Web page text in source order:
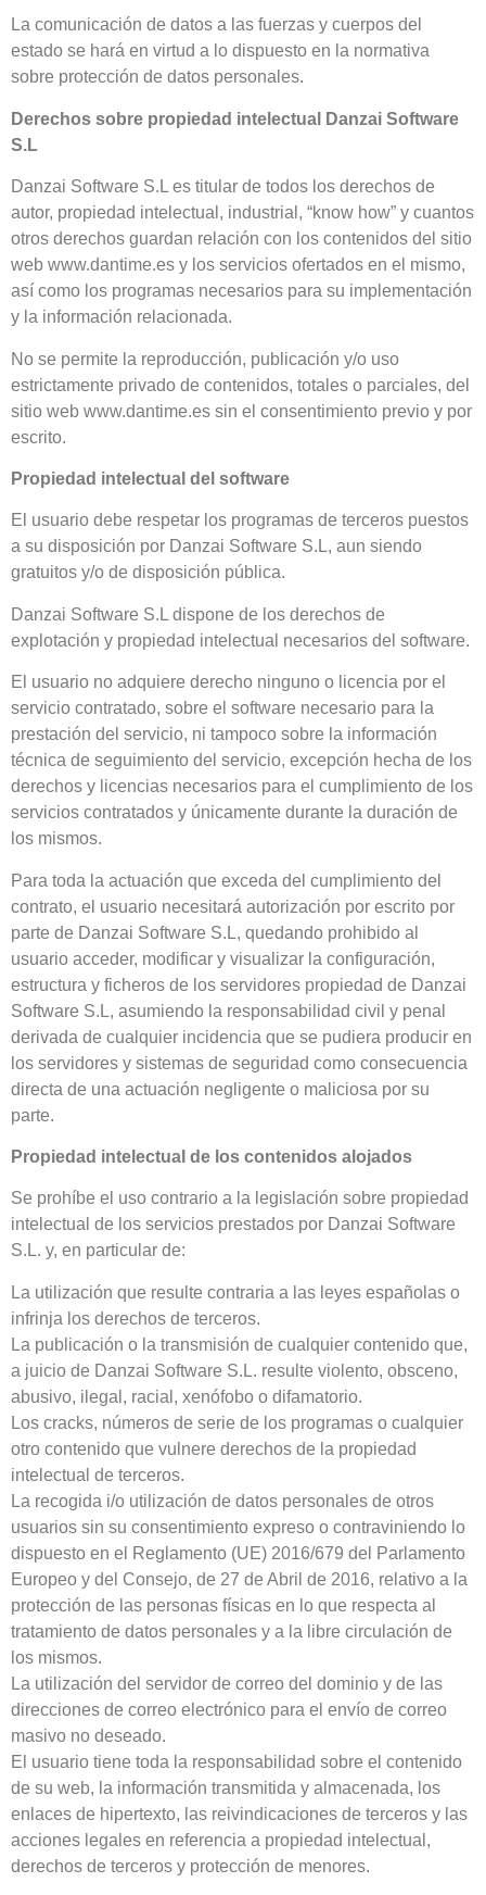
La comunicación de datos a las fuerzas y cuerpos del
estado se hará en virtud a lo dispuesto en la normativa
sobre protección de datos personales.
Derechos sobre propiedad intelectual Danzai Software
S.L
Danzai Software S.L es titular de todos los derechos de
autor, propiedad intelectual, industrial, “know how” y cuantos
otros derechos guardan relación con los contenidos del sitio
web www.dantime.es y los servicios ofertados en el mismo,
así como los programas necesarios para su implementación
y la información relacionada.
No se permite la reproducción, publicación y/o uso
estrictamente privado de contenidos, totales o parciales, del
sitio web www.dantime.es sin el consentimiento previo y por
escrito.
Propiedad intelectual del software
El usuario debe respetar los programas de terceros puestos
a su disposición por Danzai Software S.L, aun siendo
gratuitos y/o de disposición pública.
Danzai Software S.L dispone de los derechos de
explotación y propiedad intelectual necesarios del software.
El usuario no adquiere derecho ninguno o licencia por el
servicio contratado, sobre el software necesario para la
prestación del servicio, ni tampoco sobre la información
técnica de seguimiento del servicio, excepción hecha de los
derechos y licencias necesarios para el cumplimiento de los
servicios contratados y únicamente durante la duración de
los mismos.
Para toda la actuación que exceda del cumplimiento del
contrato, el usuario necesitará autorización por escrito por
parte de Danzai Software S.L, quedando prohibido al
usuario acceder, modificar y visualizar la configuración,
estructura y ficheros de los servidores propiedad de Danzai
Software S.L, asumiendo la responsabilidad civil y penal
derivada de cualquier incidencia que se pudiera producir en
los servidores y sistemas de seguridad como consecuencia
directa de una actuación negligente o maliciosa por su
parte.
Propiedad intelectual de los contenidos alojados
Se prohíbe el uso contrario a la legislación sobre propiedad
intelectual de los servicios prestados por Danzai Software
S.L. y, en particular de:
La utilización que resulte contraria a las leyes españolas o
infrinja los derechos de terceros.
La publicación o la transmisión de cualquier contenido que,
a juicio de Danzai Software S.L. resulte violento, obsceno,
abusivo, ilegal, racial, xenófobo o difamatorio.
Los cracks, números de serie de los programas o cualquier
otro contenido que vulnere derechos de la propiedad
intelectual de terceros.
La recogida i/o utilización de datos personales de otros
usuarios sin su consentimiento expreso o contraviniendo lo
dispuesto en el Reglamento (UE) 2016/679 del Parlamento
Europeo y del Consejo, de 27 de Abril de 2016, relativo a la
protección de las personas físicas en lo que respecta al
tratamiento de datos personales y a la libre circulación de
los mismos.
La utilización del servidor de correo del dominio y de las
direcciones de correo electrónico para el envío de correo
masivo no deseado.
El usuario tiene toda la responsabilidad sobre el contenido
de su web, la información transmitida y almacenada, los
enlaces de hipertexto, las reivindicaciones de terceros y las
acciones legales en referencia a propiedad intelectual,
derechos de terceros y protección de menores.